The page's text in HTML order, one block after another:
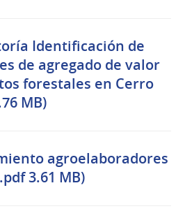
Identificación de
de agregado de valor
forestales en Cerro
MB)
agroelaboradores
3.61 MB)